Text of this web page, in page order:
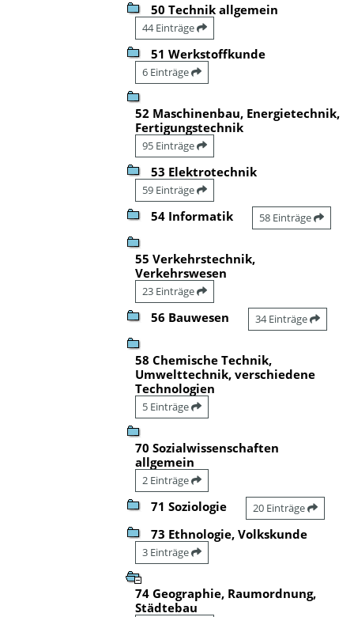
50 Technik allgemein
44 Einträge
51 Werkstoffkunde
6 Einträge
52 Maschinenbau, Energietechnik,
Fertigungstechnik
95 Einträge
53 Elektrotechnik
59 Einträge
54 Informatik 58 Einträge
55 Verkehrstechnik,
Verkehrswesen
23 Einträge
56 Bauwesen 34 Einträge
58 Chemische Technik,
Umwelttechnik, verschiedene
Technologien
5 Einträge
70 Sozialwissenschaften
allgemein
2 Einträge
71 Soziologie 20 Einträge
73 Ethnologie, Volkskunde
3 Einträge
74 Geographie, Raumordnung,
Städtebau